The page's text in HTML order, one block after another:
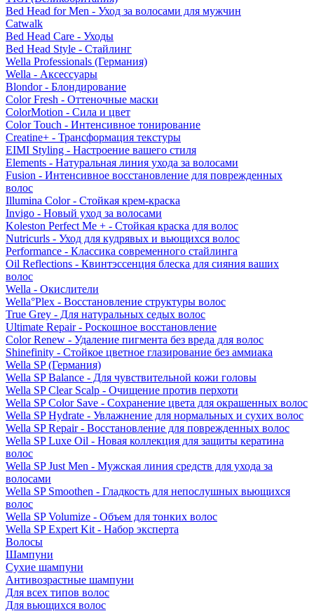
Bed Head for Men - Уход за волосами для мужчин
Catwalk
Bed Head Care - Уходы
Bed Head Style - Стайлинг
Wella Professionals (Германия)
Wella - Аксессуары
Blondor - Блондирование
Color Fresh - Оттеночные маски
ColorMotion - Сила и цвет
Color Touch - Интенсивное тонирование
Creatine+ - Трансформация текстуры
EIMI Styling - Настроение вашего стиля
Elements - Натуральная линия ухода за волосами
Fusion - Интенсивное восстановление для поврежденных
волос
Illumina Color - Стойкая крем-краска
Invigo - Новый уход за волосами
Koleston Perfect Me + - Стойкая краска для волос
Nutricurls - Уход для кудрявых и вьющихся волос
Performance - Классика современного стайлинга
Oil Reflections - Квинтэссенция блеска для сияния ваших
волос
Wella - Окислители
Wella°Plex - Восстановление структуры волос
True Grey - Для натуральных седых волос
Ultimate Repair - Роскошное восстановление
Color Renew - Удаление пигмента без вреда для волос
Shinefinity - Стойкое цветное глазирование без аммиака
Wella SP (Германия)
Wella SP Balance - Для чувствительной кожи головы
Wella SP Clear Scalp - Очищение против перхоти
Wella SP Color Save - Сохранение цвета для окрашенных волос
Wella SP Hydrate - Увлажнение для нормальных и сухих волос
Wella SP Repair - Восстановление для поврежденных волос
Wella SP Luxe Oil - Новая коллекция для защиты кератина
волос
Wella SP Just Men - Мужская линия средств для ухода за
волосами
Wella SP Smoothen - Гладкость для непослушных вьющихся
волос
Wella SP Volumize - Объем для тонких волос
Wella SP Expert Kit - Набор эксперта
Волосы
Шампуни
Сухие шампуни
Антивозрастные шампуни
Для всех типов волос
Для вьющихся волос